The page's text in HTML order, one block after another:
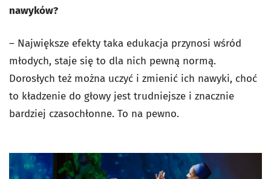
nawyków?
– Największe efekty taka edukacja przynosi wśród
młodych, staje się to dla nich pewną normą.
Dorosłych też można uczyć i zmienić ich nawyki, choć
to kładzenie do głowy jest trudniejsze i znacznie
bardziej czasochłonne. To na pewno.